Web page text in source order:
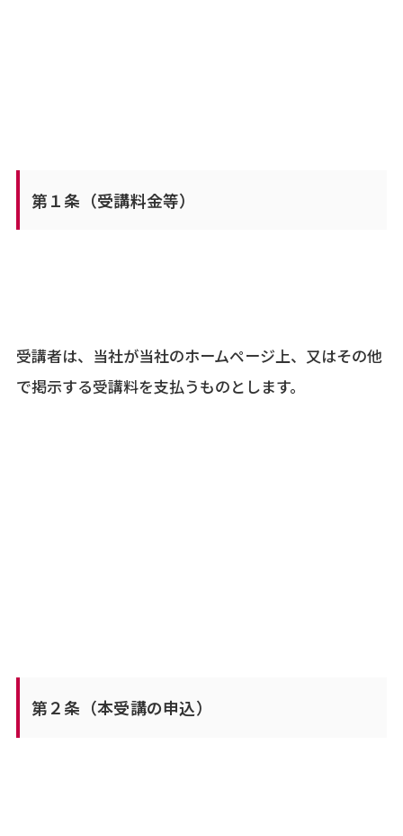
第１条（受講料金等）
受講者は、当社が当社のホームページ上、又はその他
で掲示する受講料を支払うものとします。
第２条（本受講の申込）